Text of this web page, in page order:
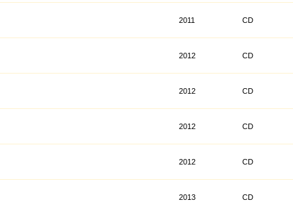
2011 CD
2012 CD
2012 CD
2012 CD
2012 CD
2013 CD